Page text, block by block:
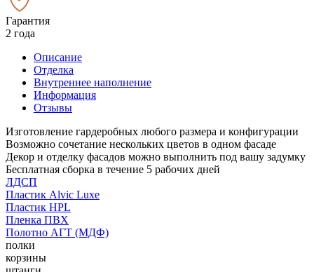
Гарантия
2 года
Описание
Отделка
Внутреннее наполнение
Информация
Отзывы
Изготовление гардеробных любого размера и конфигурации
Возможно сочетание нескольких цветов в одном фасаде
Декор и отделку фасадов можно выполнить под вашу задумку
Бесплатная сборка в течение 5 рабочих дней
ЛДСП
Пластик Alvic Luxe
Пластик HPL
Пленка ПВХ
Полотно АГТ (МДФ)
полки
корзины